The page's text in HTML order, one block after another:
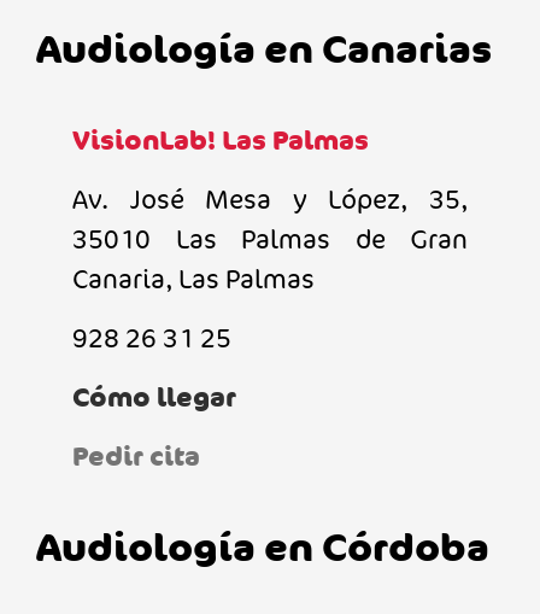
Audiología en Canarias
VisionLab! Las Palmas
Av. José Mesa y López, 35,
35010 Las Palmas de Gran
Canaria, Las Palmas
928 26 31 25
Cómo llegar
Pedir cita
Audiología en Córdoba